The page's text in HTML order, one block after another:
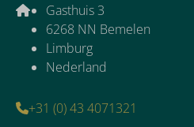
Gasthuis 3
6268 NN Bemelen
Limburg
Nederland
+31 (0) 43 4071321